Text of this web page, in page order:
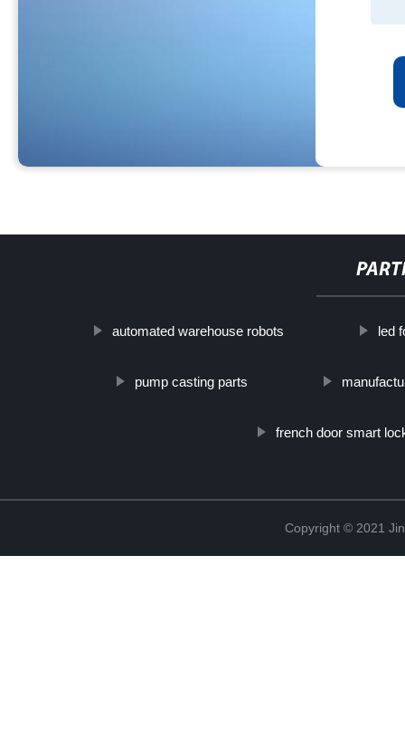
automated warehouse robots led
pump casting parts
french door smart
Copyright © 2021